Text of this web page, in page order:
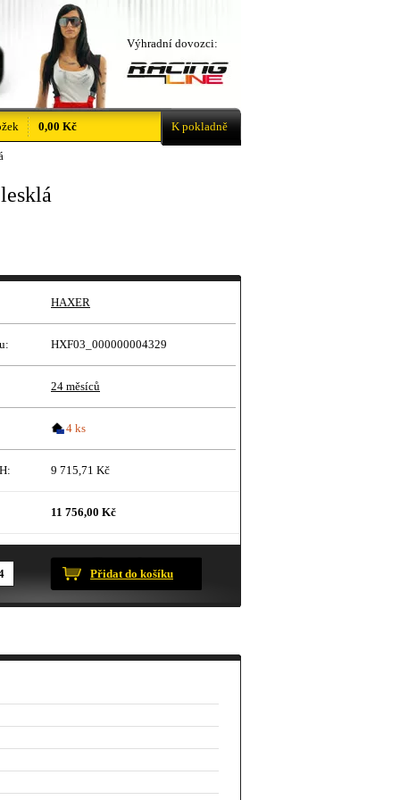
HAXER
HXF03_000000004329
24 měsíců
4 ks
9 715,71 Kč
11 756,00 Kč
Přidat do košíku
Výhradní dovozci:
0,00 Kč K pokladně